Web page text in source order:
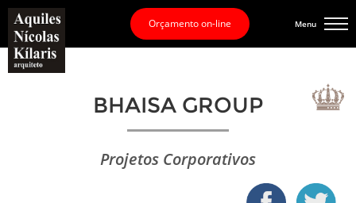
Orçamento on-line Menu
BHAISA GROUP
Projetos Corporativos